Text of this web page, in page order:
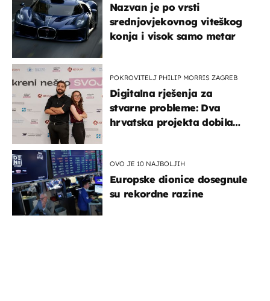
Nazvan je po vrsti
srednjovjekovnog viteškog
konja i visok samo metar
POKROVITELJ PHILIP MORRIS ZAGREB
Digitalna rješenja za
stvarne probleme: Dva
hrvatska projekta dobila
OVO JE 10 NAJBOLJIH
Europske dionice dosegnule
su rekordne razine